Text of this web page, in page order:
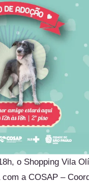
o Shopping Vila
a COSAP –